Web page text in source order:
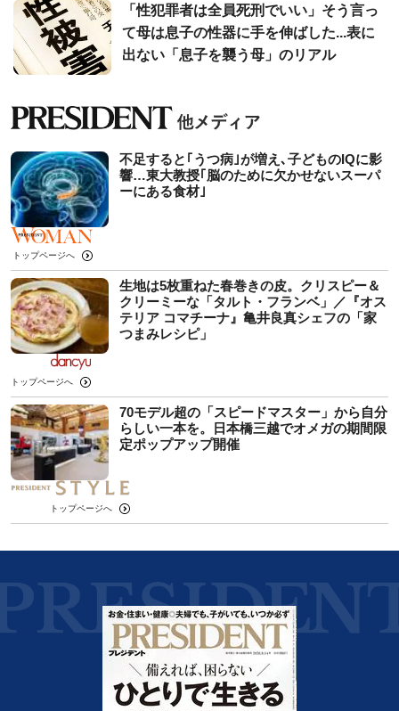
「性犯罪者は全員死刑でいい」そう言っ
て母は息子の性器に手を伸ばした...表に
出ない「息子を襲う母」のリアル
不足すると｢うつ病｣が増え､子どものIQに影
響…東大教授｢脳のために欠かせないスーパ
ーにある食材｣
トップページへ
生地は5枚重ねた春巻きの皮。クリスピー＆
クリーミーな「タルト・フランベ」／『オス
テリア コマチーナ』亀井良真シェフの「家
つまみレシピ」
トップページへ
70モデル超の「スピードマスター」から自分
らしい一本を。日本橋三越でオメガの期間限
定ポップアップ開催
トップページへ